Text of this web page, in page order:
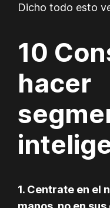
Dicho todo esto
10
hacer
1. Centrate en el